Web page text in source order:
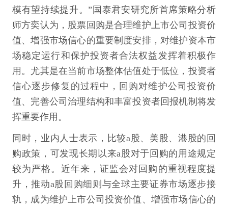
模有望持续提升。”国泰君安研究所首席策略分析
师方奕认为，股票回购是合理维护上市公司投资价
值、增强市场信心的重要制度安排，对维护资本市
场稳定运行和保护投资者合法权益发挥着积极作
用。尤其是在当前市场整体估值处于低位，投资者
信心逐步修复的过程中，回购对维护公司投资价
值、完善公司治理结构和丰富投资者回报机制将发
挥重要作用。
同时，业内人士表示，比较a股、美股、港股的回
购政策，可发现长期以来a股对于回购的用途规定
较为严格。近年来，证监会对回购的重视程度提
升，推动a股回购细则与全球主要证券市场逐步接
轨，成为维护上市公司投资价值、增强市场信心的